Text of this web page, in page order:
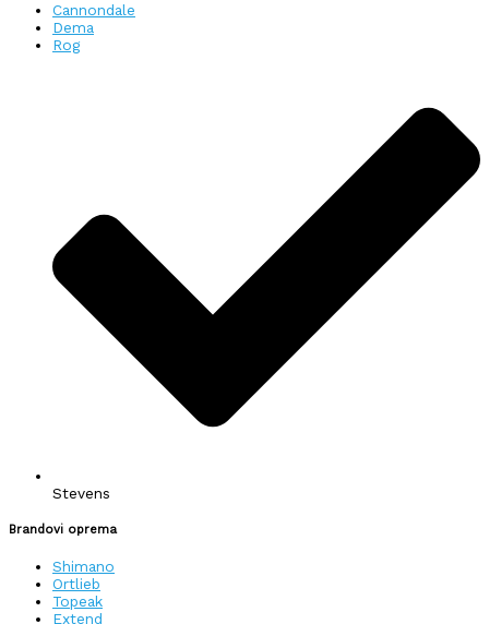
Cannondale
Dema
Rog
Stevens
Brandovi oprema
Shimano
Ortlieb
Topeak
Extend